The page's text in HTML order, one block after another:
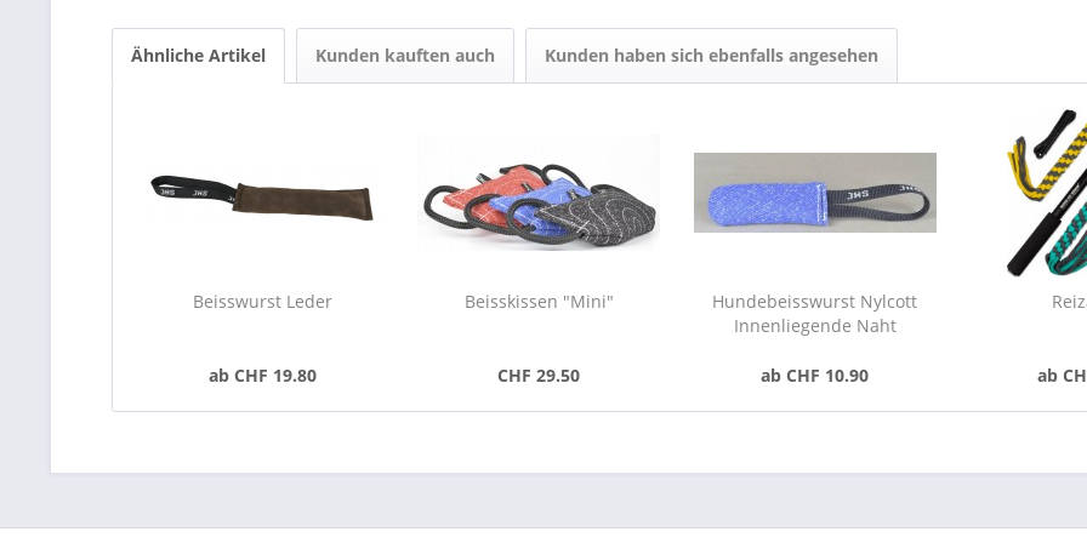
Ähnliche Artikel Kunden kauften auch Kunden haben sich ebenfalls angesehen
Beisswurst Leder
ab CHF 19.80
Beisskissen "Mini"
CHF 29.50
Hundebeisswurst Nylcott
Innenliegende Naht
ab CHF 10.90 ab